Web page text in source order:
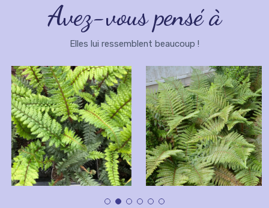
Avez-vous pensé à
Elles lui ressemblent beaucoup !